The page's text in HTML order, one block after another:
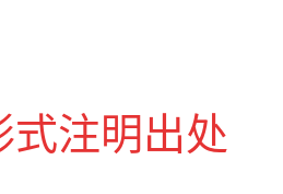
式注明出处